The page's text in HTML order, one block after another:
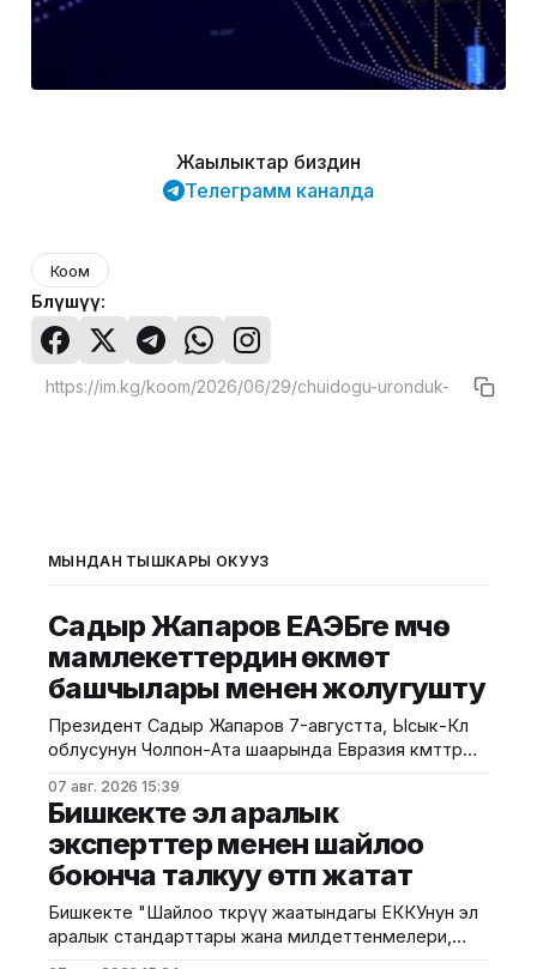
Жаңылыктар биздин
Телеграмм каналда
Коом
Бөлүшүү:
МЫНДАН ТЫШКАРЫ ОКУҢУЗ
Садыр Жапаров ЕАЭБге мүчө
мамлекеттердин өкмөт
башчылары менен жолугушту
Президент Садыр Жапаров 7-августта, Ысык-Көл
облусунун Чолпон-Ата шаарында Евразия өкмөттөр
үчүн Кыргызстанга келген Евразия экономикалык
биримдигине мүчө мамлекеттердин өкмөт
башчылары менен жолугушту. Бул тууралуу
президенттин расмий баракчасына жарыяланды.
Маалыматка караганда, жолугушууга Министрлер
Кабинетинин төрагасы Адылбек Касымалиев,
Армения премьер-министри Никол Пашинян,
07 авг. 2026 15:39
Бишкекте эл аралык
эксперттер менен шайлоо
боюнча талкуу өтүп жатат
Бишкекте "Шайлоо өткөрүү жаатындагы ЕККУнун эл
аралык стандарттары жана милдеттенмелери,